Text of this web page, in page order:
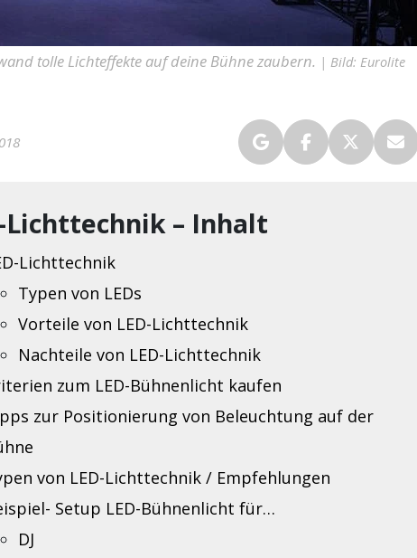
tolle Lichteffekte auf deine Bühne zaubern. | Bild: Eurolite
Lichttechnik – Inhalt
Lichttechnik
Typen von LEDs
Vorteile von LED-Lichttechnik
Nachteile von LED-Lichttechnik
zum LED-Bühnenlicht kaufen
zur Positionierung von Beleuchtung auf der
von LED-Lichttechnik / Empfehlungen
Setup LED-Bühnenlicht für…
DJ